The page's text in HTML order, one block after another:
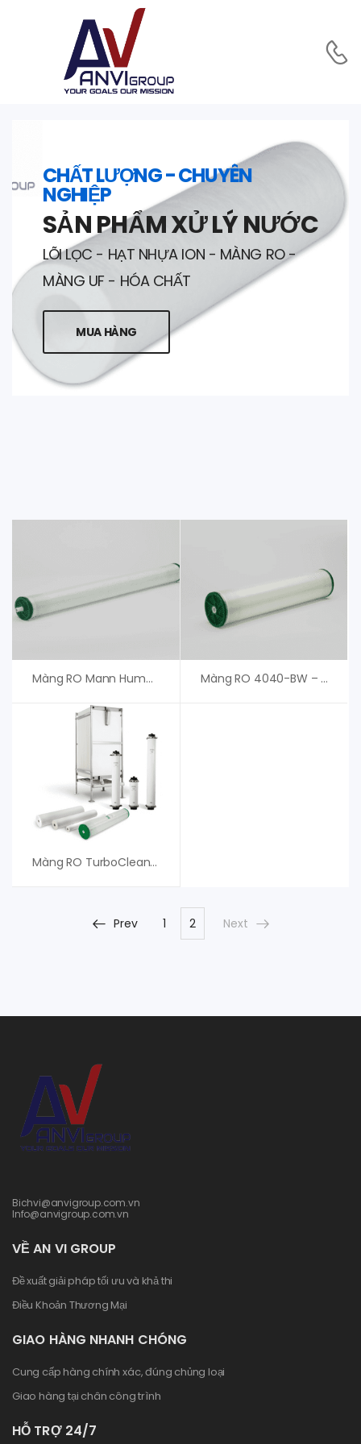
CHẤT LƯỢNG - CHUYÊN
NGHIỆP
SẢN PHẨM XỬ LÝ NƯỚC
LÕI LỌC - HẠT NHỰA ION - MÀNG RO -
MÀNG UF - HÓA CHẤT
MUA HÀNG
Màng RO Mann Hummel 8040-BW-400/34 Màng RO 4040-BW – Màng RO Mann Hummel
Màng RO TurboClean Heat Sanitizable MANN HUMMEL
Prev 1 2 Next
Bichvi@anvigroup.com.vn
Info@anvigroup.com.vn
VỀ AN VI GROUP
Đề xuất giải pháp tối ưu và khả thi
Điều Khoản Thương Mại
GIAO HÀNG NHANH CHÓNG
Cung cấp hàng chính xác, đúng chủng loại
Giao hàng tại chân công trình
HỖ TRỢ 24/7